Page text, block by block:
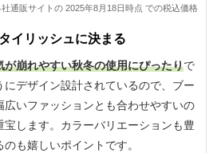
通販サイトの 2025年8月18日時点 での税込価格
イリッシュに決まる
崩れやすい秋冬の使用にぴったりで
デザイン設計されているので、ブー
広いファッションとも合わせやすいの
します。カラーバリエーションも豊
も嬉しいポイントです。